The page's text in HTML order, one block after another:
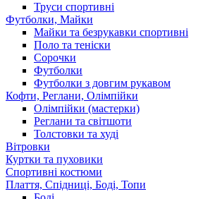
Труси спортивні
Футболки, Майки
Майки та безрукавки спортивні
Поло та теніски
Сорочки
Футболки
Футболки з довгим рукавом
Кофти, Реглани, Олімпійки
Олімпійки (мастерки)
Реглани та світшоти
Толстовки та худі
Вітровки
Куртки та пуховики
Спортивні костюми
Плаття, Спідниці, Боді, Топи